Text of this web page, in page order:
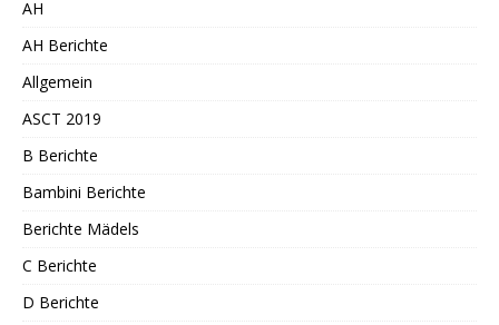
AH
AH Berichte
Allgemein
ASCT 2019
B Berichte
Bambini Berichte
Berichte Mädels
C Berichte
D Berichte